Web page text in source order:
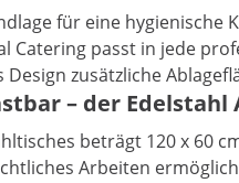
für eine hygienische
Catering passt in jede
zusätzliche
– der
beträgt 120 x 60
Arbeiten